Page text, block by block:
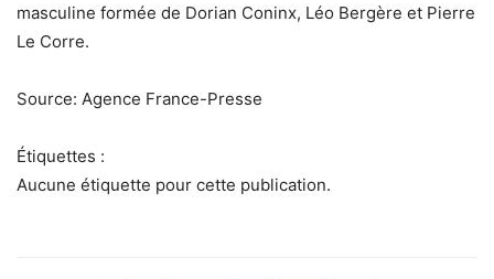
masculine formée de Dorian Coninx, Léo Bergère et Pierre
Le Corre.
Source: Agence France-Presse
Étiquettes :
Aucune étiquette pour cette publication.